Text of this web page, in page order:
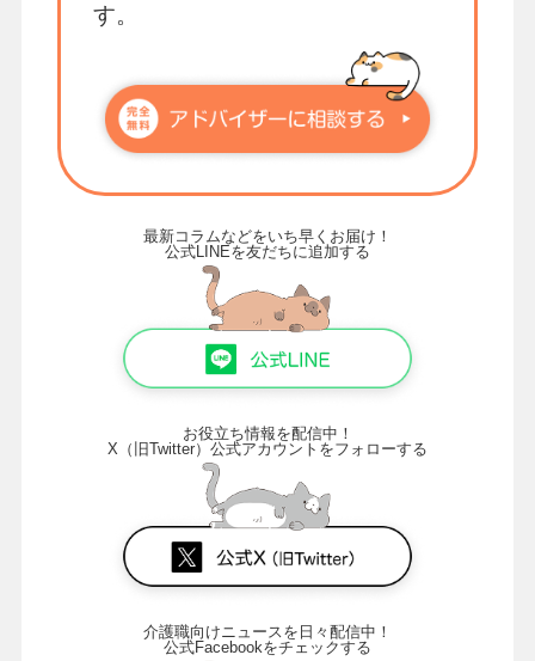
す。
最新コラムなどをいち早くお届け！
公式LINEを友だちに追加する
お役立ち情報を配信中！
X（旧Twitter）公式アカウントをフォローする
介護職向けニュースを日々配信中！
公式Facebookをチェックする